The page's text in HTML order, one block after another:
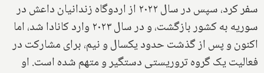
سفر کرد، سپس در سال ۲۰۲۲ از اردوگاه زندانیان داعش در
سوریه به کشور بازگشت، و در سال ۲۰۲۳ وارد کانادا شد، اما
اکنون و پس از گذشت حدود یکسال و نیم، برای مشارکت در
فعالیت یک گروه تروریستی دستگیر و متهم شده است. او